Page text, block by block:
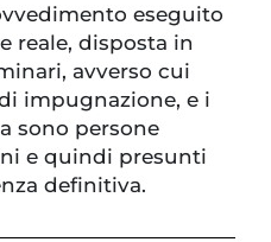
eseguito
reale, disposta in
avverso cui
impugnazione, e i
sono persone
e quindi presunti
definitiva.